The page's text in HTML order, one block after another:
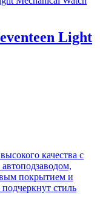
Light
качества с
покрытием и
стиль